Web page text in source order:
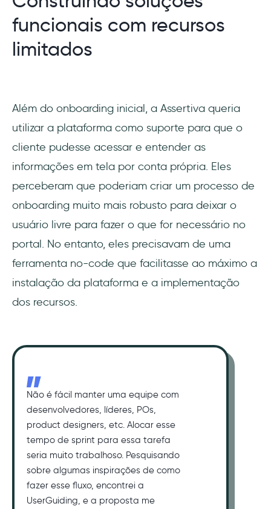
funcionais com recursos
limitados
Além do onboarding inicial, a Assertiva queria
utilizar a plataforma como suporte para que o
cliente pudesse acessar e entender as
informações em tela por conta própria. Eles
perceberam que poderiam criar um processo de
onboarding muito mais robusto para deixar o
usuário livre para fazer o que for necessário no
portal. No entanto, eles precisavam de uma
ferramenta no-code que facilitasse ao máximo a
instalação da plataforma e a implementação
dos recursos.
Não é fácil manter uma equipe com
desenvolvedores, líderes, POs,
product designers, etc. Alocar esse
tempo de sprint para essa tarefa
seria muito trabalhoso. Pesquisando
sobre algumas inspirações de como
fazer esse fluxo, encontrei a
UserGuiding, e a proposta me